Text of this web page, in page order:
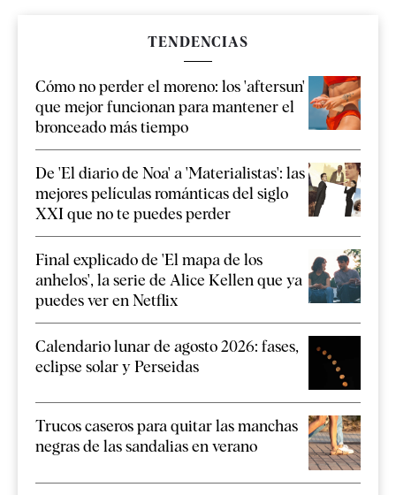
TENDENCIAS
Cómo no perder el moreno: los 'aftersun'
que mejor funcionan para mantener el
bronceado más tiempo
De 'El diario de Noa' a 'Materialistas': las
mejores películas románticas del siglo
XXI que no te puedes perder
Final explicado de 'El mapa de los
anhelos', la serie de Alice Kellen que ya
puedes ver en Netflix
Calendario lunar de agosto 2026: fases,
eclipse solar y Perseidas
Trucos caseros para quitar las manchas
negras de las sandalias en verano